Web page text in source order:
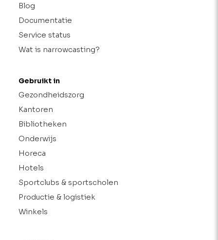
Blog
Documentatie
Service status
Wat is narrowcasting?
Gebruikt in
Gezondheidszorg
Kantoren
Bibliotheken
Onderwijs
Horeca
Hotels
Sportclubs & sportscholen
Productie & logistiek
Winkels